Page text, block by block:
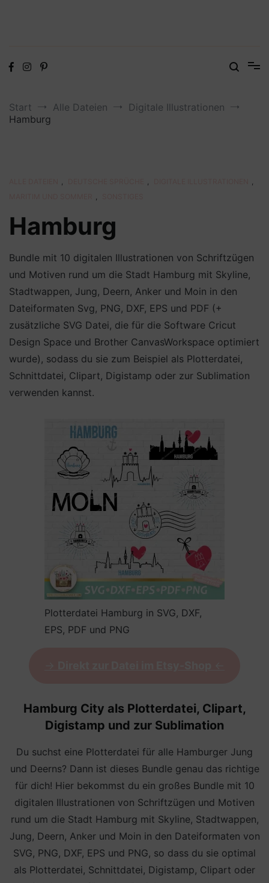
Start Alle Dateien
Digitale Illustrationen
Hamburg
, ,
,
,
Hamburg
Bundle mit 10 digitalen Illustrationen von Schriftzügen
und Motiven rund um die Stadt Hamburg mit Skyline,
Stadtwappen, Jung, Deern, Anker und Moin in den
Dateiformaten Svg, PNG, DXF, EPS und PDF (+
zusätzliche SVG Datei, die für die Software Cricut
Design Space und Brother CanvasWorkspace optimiert
wurde), sodass du sie zum Beispiel als Plotterdatei,
Schnittdatei, Clipart, Digistamp oder zur Sublimation
verwenden kannst.
Plotterdatei Hamburg in SVG, DXF,
EPS, PDF und PNG
Hamburg City als Plotterdatei, Clipart,
Digistamp und zur Sublimation
Du suchst eine Plotterdatei für alle Hamburger Jung
und Deerns? Dann ist dieses Bundle genau das richtige
für dich! Hier bekommst du ein großes Bundle mit 10
digitalen Illustrationen von Schriftzügen und Motiven
rund um die Stadt Hamburg mit Skyline, Stadtwappen,
Jung, Deern, Anker und Moin in den Dateiformaten von
SVG, PNG, DXF, EPS und PNG, so dass du sie optimal
als Plotterdatei, Schnittdatei, Digistamp, Clipart oder